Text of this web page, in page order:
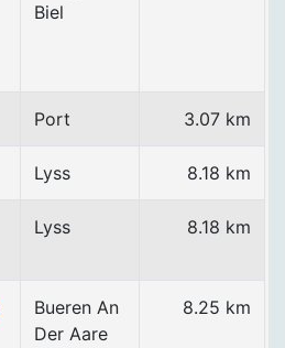
Biel
Port 3.07 km
Lyss 8.18 km
Lyss 8.18 km
Bueren An
Der Aare
8.25 km